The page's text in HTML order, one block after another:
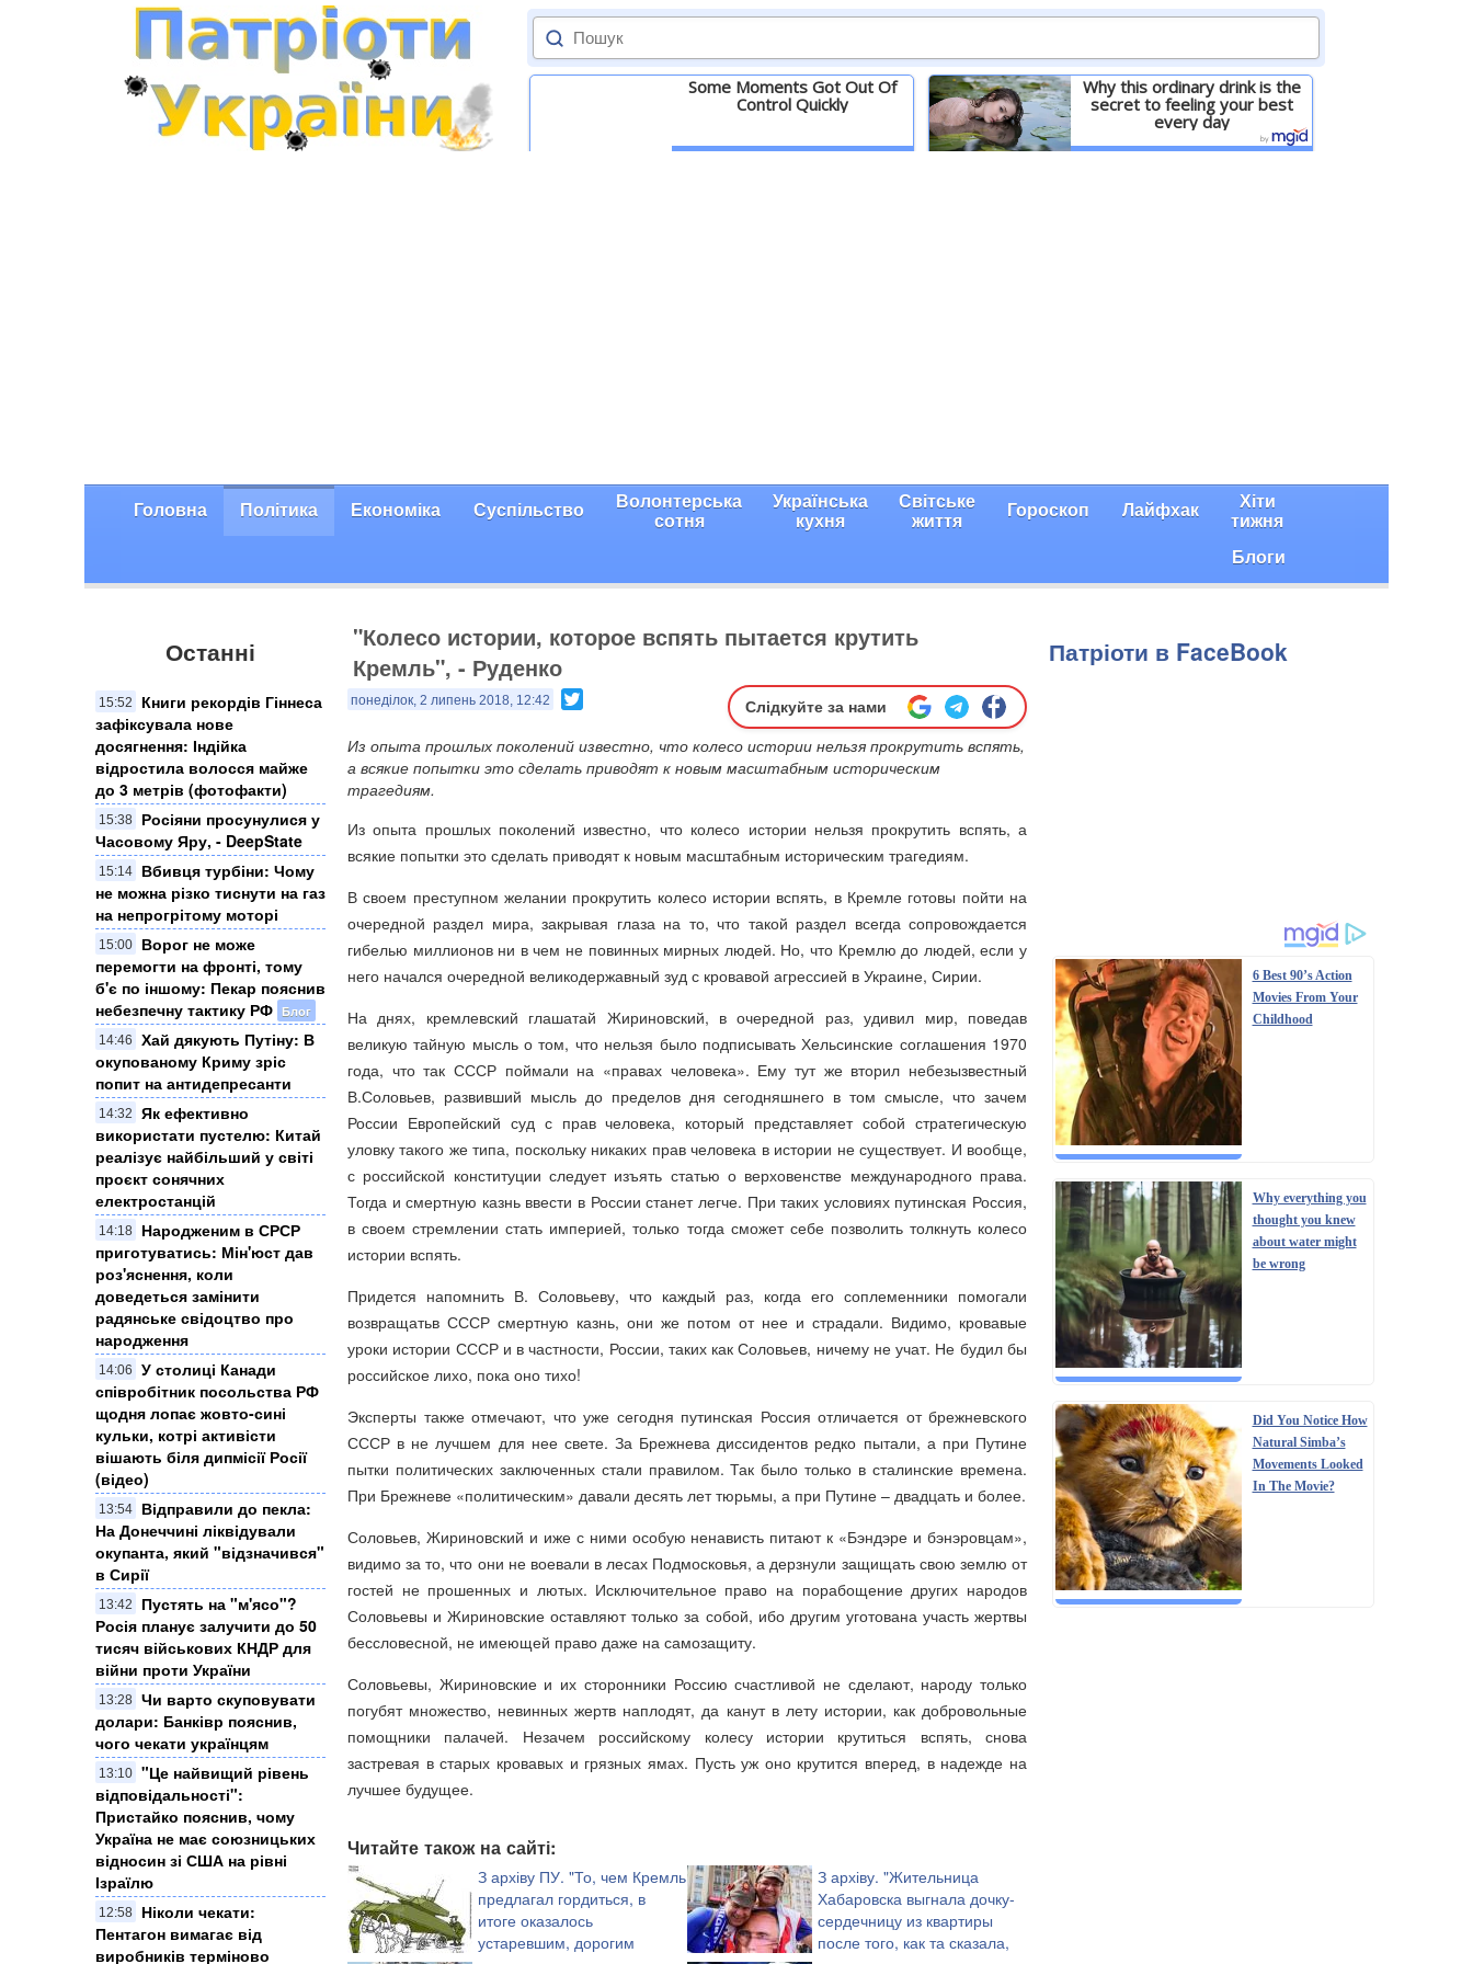
Some Moments Got Out Of
Control Quickly
Why this ordinary drink is the
secret to feeling your best
every day
Головна Політика Економіка Суспільство Волонтерська
сотня
Українська
кухня
Світське
життя Гороскоп Лайфхак Хіти
тижня
Блоги
Останні
15:52
Книги рекордів Гіннеса
зафіксувала нове
досягнення: Індійка
відростила волосся майже
до 3 метрів (фотофакти)
15:38
Росіяни просунулися у
Часовому Яру, - DeepState
15:14
Вбивця турбіни: Чому
не можна різко тиснути на газ
на непрогрітому моторі
15:00
Ворог не може
перемогти на фронті, тому
б'є по іншому: Пекар пояснив
небезпечну тактику РФ Блог
14:46
Хай дякують Путіну: В
окупованому Криму зріс
попит на антидепресанти
14:32
Як ефективно
використати пустелю: Китай
реалізує найбільший у світі
проєкт сонячних
електростанцій
14:18
Народженим в СРСР
приготуватись: Мін'юст дав
роз'яснення, коли
доведеться замінити
радянське свідоцтво про
народження
14:06
У столиці Канади
співробітник посольства РФ
щодня лопає жовто-сині
кульки, котрі активісти
вішають біля дипмісії Росії
(відео)
13:54
Відправили до пекла:
На Донеччині ліквідували
окупанта, який "відзначився"
в Сирії
13:42
Пустять на "м'ясо"?
Росія планує залучити до 50
тисяч військових КНДР для
війни проти України
13:28 Чи варто скуповувати
долари: Банківр пояснив,
чого чекати українцям
13:10 "Це найвищий рівень
відповідальності":
Пристайко пояснив, чому
Україна не має союзницьких
відносин зі США на рівні
Ізраїлю
12:58
Ніколи чекати:
Пентагон вимагає від
виробників терміново
"Колесо истории, которое вспять пытается крутить
Кремль", - Руденко
понеділок, 2 липень 2018, 12:42 Слідкуйте за нами
Из опыта прошлых поколений известно, что колесо истории нельзя прокрутить вспять,
а всякие попытки это сделать приводят к новым масштабным историческим
трагедиям.
Из опыта прошлых поколений известно, что колесо истории нельзя прокрутить вспять, а
всякие попытки это сделать приводят к новым масштабным историческим трагедиям.
В своем преступном желании прокрутить колесо истории вспять, в Кремле готовы пойти на
очередной раздел мира, закрывая глаза на то, что такой раздел всегда сопровождается
гибелью миллионов ни в чем не повинных мирных людей. Но, что Кремлю до людей, если у
него начался очередной великодержавный зуд с кровавой агрессией в Украине, Сирии.
На днях, кремлевский глашатай Жириновский, в очередной раз, удивил мир, поведав
великую тайную мысль о том, что нельзя было подписывать Хельсинские соглашения 1970
года, что так СССР поймали на «правах человека». Ему тут же вторил небезызвестный
В.Соловьев, развивший мысль до пределов дня сегодняшнего в том смысле, что зачем
России Европейский суд с прав человека, который представляет собой стратегическую
уловку такого же типа, поскольку никаких прав человека в истории не существует. И вообще,
с российской конституции следует изъять статью о верховенстве международного права.
Тогда и смертную казнь ввести в России станет легче. При таких условиях путинская Россия,
в своем стремлении стать империей, только тогда сможет себе позволить толкнуть колесо
истории вспять.
Придется напомнить В. Соловьеву, что каждый раз, когда его соплеменники помогали
возвращатьв СССР смертную казнь, они же потом от нее и страдали. Видимо, кровавые
уроки истории СССР и в частности, России, таких как Соловьев, ничему не учат. Не будил бы
российское лихо, пока оно тихо!
Эксперты также отмечают, что уже сегодня путинская Россия отличается от брежневского
СССР в не лучшем для нее свете. За Брежнева диссидентов редко пытали, а при Путине
пытки политических заключенных стали правилом. Так было только в сталинские времена.
При Брежневе «политическим» давали десять лет тюрьмы, а при Путине – двадцать и более.
Соловьев, Жириновский и иже с ними особую ненависть питают к «Бэндэре и бэнэровцам»,
видимо за то, что они не воевали в лесах Подмосковья, а дерзнули защищать свою землю от
гостей не прошенных и лютых. Исключительное право на порабощение других народов
Соловьевы и Жириновские оставляют только за собой, ибо другим уготована участь жертвы
бессловесной, не имеющей право даже на самозащиту.
Соловьевы, Жириновские и их сторонники Россию счастливой не сделают, народу только
погубят множество, невинных жертв наплодят, да канут в лету истории, как добровольные
помощники палачей. Незачем российскому колесу истории крутиться вспять, снова
застревая в старых кровавых и грязных ямах. Пусть уж оно крутится вперед, в надежде на
лучшее будущее.
Читайте також на сайті:
З архіву ПУ. "То, чем Кремль
предлагал гордиться, в
итоге оказалось
устаревшим, дорогим
З архіву. "Жительница
Хабаровска выгнала дочку-
сердечницу из квартиры
после того, как та сказала,
Патріоти в FaceBook
6 Best 90’s Action
Movies From Your
Childhood
Why everything you
thought you knew
about water might
be wrong
Did You Notice How
Natural Simba’s
Movements Looked
In The Movie?